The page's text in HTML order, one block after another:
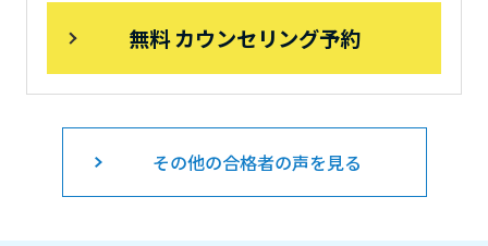
無料 カウンセリング予約
その他の合格者の声を見る